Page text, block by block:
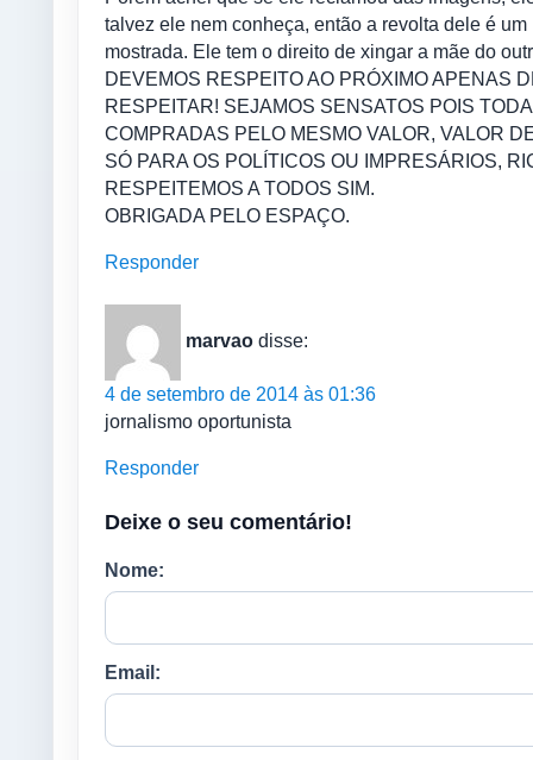
talvez ele nem conheça, então a revolta dele é
mostrada. Ele tem o direito de xingar a mãe do
DEVEMOS RESPEITO AO PRÓXIMO APENAS
RESPEITAR! SEJAMOS SENSATOS POIS
COMPRADAS PELO MESMO VALOR, VALOR
SÓ PARA OS POLÍTICOS OU IMPRESÁRIOS,
RESPEITEMOS A TODOS SIM.
OBRIGADA PELO ESPAÇO.
Responder
marvao disse:
4 de setembro de 2014 às 01:36
jornalismo oportunista
Responder
Deixe o seu comentário!
Nome:
Email: